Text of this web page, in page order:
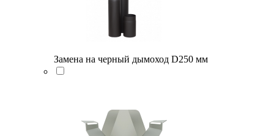
Замена на черный дымоход D250 мм